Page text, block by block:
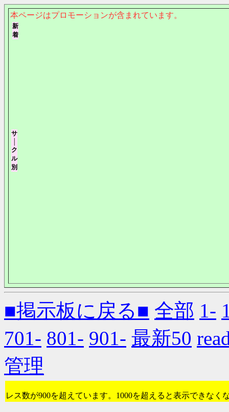
本ページはプロモーションが含まれています。
■掲示板に戻る■ 全部 1-
701- 801- 901- 最新50
管理
レス数が900を超えています。1000を超えると表示できなく